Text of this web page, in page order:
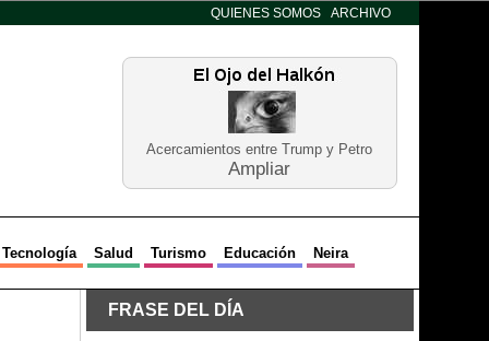
QUIENES SOMOS ARCHIVO
Acercamientos entre Trump y Petro
Ampliar
Tecnología Salud Turismo Educación Neira
FRASE DEL DÍA